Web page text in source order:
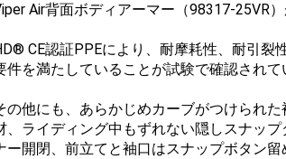
Air背面ボディアーマー（98317-25VR）
CE認証PPEにより、耐摩耗性、耐引裂
件を満たしていることが試験で確認されて
の他にも、あらかじめカーブがつけられ
、ライディング中もずれない隠しスナッ
ー開閉、前立てと袖口はスナップボタン